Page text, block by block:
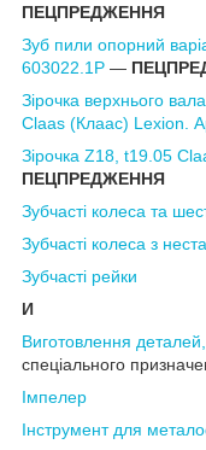
ПЕЦПРЕДЖЕННЯ
Зуб пили опорний
603022.1P ―
Зірочка верхнього
Claas (Клаас) Lexion.
Зірочка Z18, t19.05
ПЕЦПРЕДЖЕННЯ
Зубчасті колеса та
Зубчасті колеса з
Зубчасті рейки
И
Виготовлення деталей,
спеціального
Імпелер
Інструмент для